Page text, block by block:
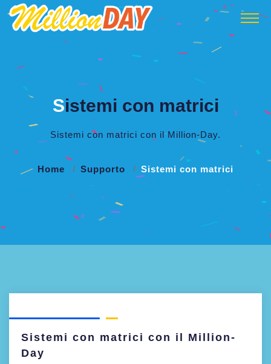
Sistemi con matrici
Sistemi con matrici con il Million-Day.
Home Supporto Sistemi con matrici
Sistemi con matrici con il Million-
Day